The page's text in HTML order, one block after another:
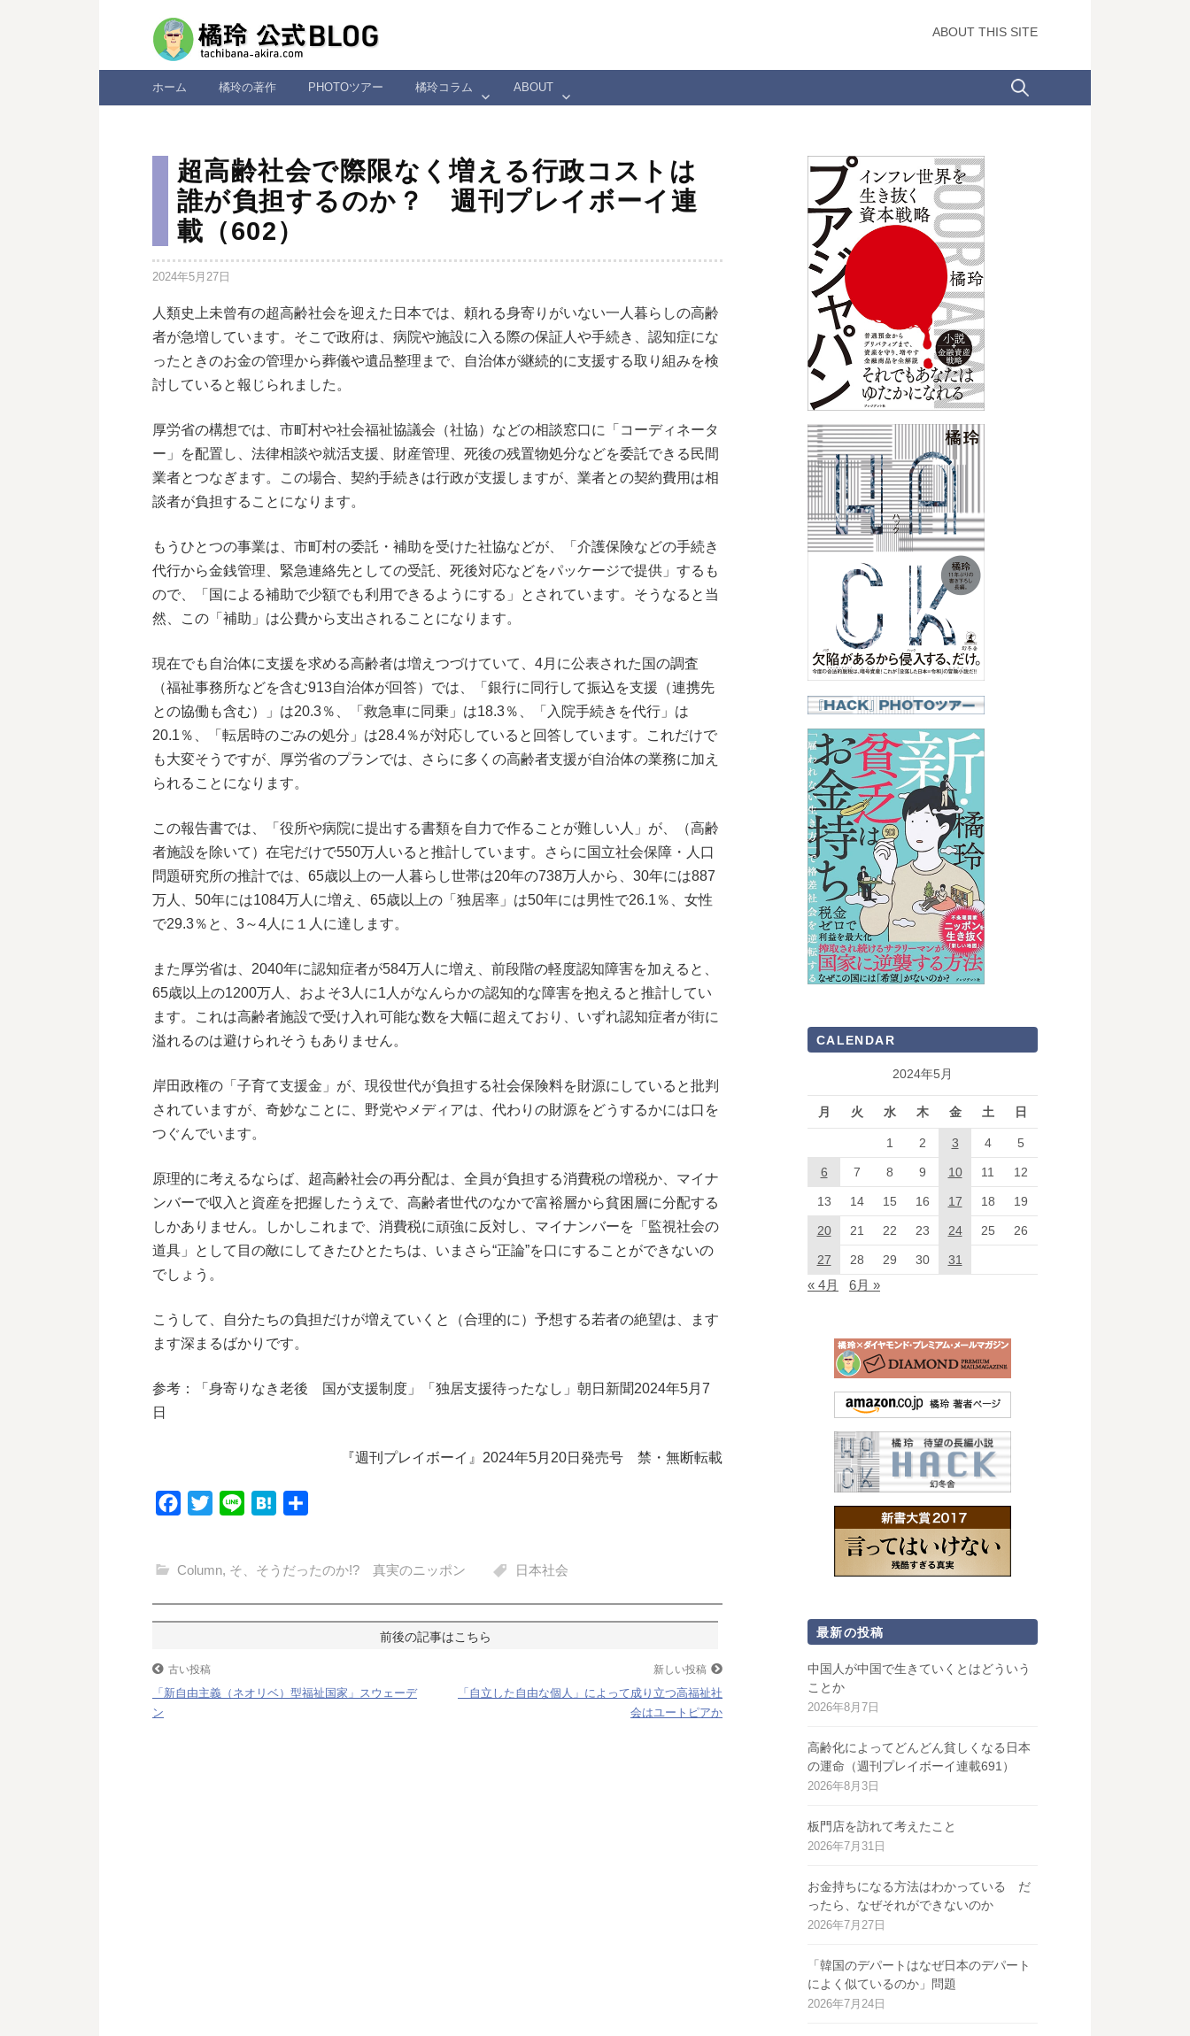
ツ
ABOUT THIS SITE
ホーム 橘玲の著作 PHOTOツアー 橘玲コラム ABOUT 検
超高齢社会で際限なく増える行政コストは
誰が負担するのか？ 週刊プレイボーイ連
載（602）
2024年5月27日
人類史上未曾有の超高齢社会を迎えた日本では、頼れる身寄りがいない一人暮らしの高齢
者が急増しています。そこで政府は、病院や施設に入る際の保証人や手続き、認知症にな
ったときのお金の管理から葬儀や遺品整理まで、自治体が継続的に支援する取り組みを検
討していると報じられました。
厚労省の構想では、市町村や社会福祉協議会（社協）などの相談窓口に「コーディネータ
ー」を配置し、法律相談や就活支援、財産管理、死後の残置物処分などを委託できる民間
業者とつなぎます。この場合、契約手続きは行政が支援しますが、業者との契約費用は相
談者が負担することになります。
もうひとつの事業は、市町村の委託・補助を受けた社協などが、「介護保険などの手続き
代行から金銭管理、緊急連絡先としての受託、死後対応などをパッケージで提供」するも
ので、「国による補助で少額でも利用できるようにする」とされています。そうなると当
然、この「補助」は公費から支出されることになります。
現在でも自治体に支援を求める高齢者は増えつづけていて、4月に公表された国の調査
（福祉事務所などを含む913自治体が回答）では、「銀行に同行して振込を支援（連携先
との協働も含む）」は20.3％、「救急車に同乗」は18.3％、「入院手続きを代行」は
20.1％、「転居時のごみの処分」は28.4％が対応していると回答しています。これだけで
も大変そうですが、厚労省のプランでは、さらに多くの高齢者支援が自治体の業務に加え
られることになります。
この報告書では、「役所や病院に提出する書類を自力で作ることが難しい人」が、（高齢
者施設を除いて）在宅だけで550万人いると推計しています。さらに国立社会保障・人口
問題研究所の推計では、65歳以上の一人暮らし世帯は20年の738万人から、30年には887
万人、50年には1084万人に増え、65歳以上の「独居率」は50年には男性で26.1％、女性
で29.3％と、3～4人に１人に達します。
また厚労省は、2040年に認知症者が584万人に増え、前段階の軽度認知障害を加えると、
65歳以上の1200万人、およそ3人に1人がなんらかの認知的な障害を抱えると推計してい
ます。これは高齢者施設で受け入れ可能な数を大幅に超えており、いずれ認知症者が街に
溢れるのは避けられそうもありません。
岸田政権の「子育て支援金」が、現役世代が負担する社会保険料を財源にしていると批判
されていますが、奇妙なことに、野党やメディアは、代わりの財源をどうするかには口を
つぐんでいます。
原理的に考えるならば、超高齢社会の再分配は、全員が負担する消費税の増税か、マイナ
ンバーで収入と資産を把握したうえで、高齢者世代のなかで富裕層から貧困層に分配する
しかありません。しかしこれまで、消費税に頑強に反対し、マイナンバーを「監視社会の
道具」として目の敵にしてきたひとたちは、いまさら“正論”を口にすることができないの
でしょう。
こうして、自分たちの負担だけが増えていくと（合理的に）予想する若者の絶望は、ます
ます深まるばかりです。
参考：「身寄りなき老後 国が支援制度」「独居支援待ったなし」朝日新聞2024年5月7
日
『週刊プレイボーイ』2024年5月20日発売号 禁・無断転載
e
b
o
k
t
t
e
e
e
n
a
Column, そ、そうだったのか!? 真実のニッポン 日本社会
稿
ナ
古い投稿
「新自由主義（ネオリベ）型福祉国家」スウェーデ
ン
新しい投稿
「自立した自由な個人」によって成り立つ高福祉社
会はユートピアか
CALENDAR
2024年5月
月 火 水 木 金 土 日
1 2 3 4 5
6 7 8 9 10 11 12
13 14 15 16 17 18 19
20 21 22 23 24 25 26
27 28 29 30 31
« 4月 6月 »
最新の投稿
中国人が中国で生きていくとはどういう
ことか
2026年8月7日
高齢化によってどんどん貧しくなる日本
の運命（週刊プレイボーイ連載691）
2026年8月3日
板門店を訪れて考えたこと
2026年7月31日
お金持ちになる方法はわかっている だ
ったら、なぜそれができないのか
2026年7月27日
「韓国のデパートはなぜ日本のデパート
によく似ているのか」問題
2026年7月24日